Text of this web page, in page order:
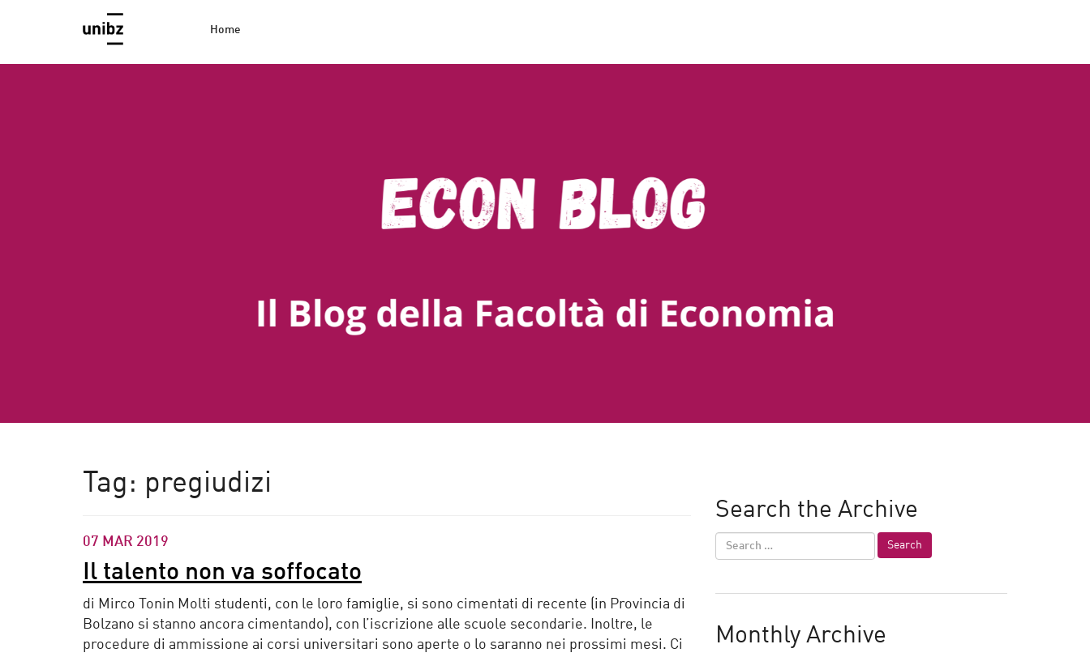
Home
Tag: pregiudizi
07 MAR 2019
Il talento non va soffocato
di Mirco Tonin Molti studenti, con le loro famiglie, si sono cimentati di recente (in Provincia di
Bolzano si stanno ancora cimentando), con l’iscrizione alle scuole secondarie. Inoltre, le
procedure di ammissione ai corsi universitari sono aperte o lo saranno nei prossimi mesi. Ci
Search the Archive
Monthly Archive